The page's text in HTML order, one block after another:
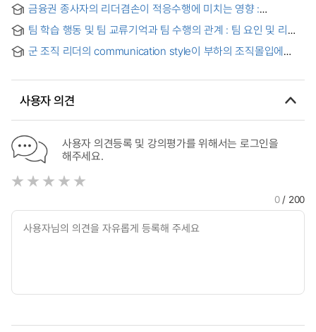
금융권 종사자의 리더겸손이 적응수행에 미치는 영향 :
직원몰입의 매개효과와 상사지원인식의 조절효과를 중심으로 =
The Effect of Leader Humility on Adaptive Performance
팀 학습 행동 및 팀 교류기억과 팀 수행의 관계 : 팀 요인 및 리더
행동 유형을 중심으로
군 조직 리더의 communication style이 부하의 조직몰입에
사용자 의견
사용자 의견등록 및 강의평가를 위해서는 로그인을
해주세요.
0/ 200